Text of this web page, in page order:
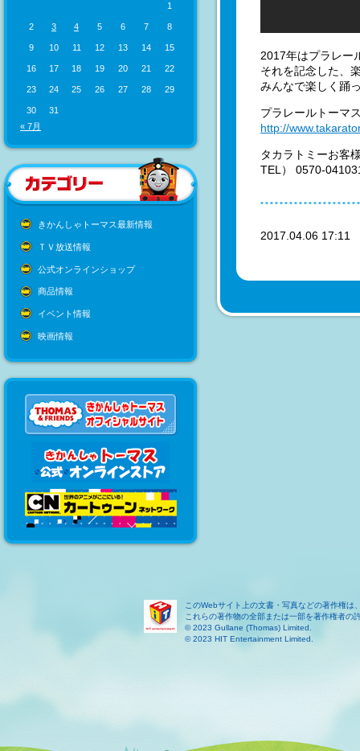
1
2 3 4 5 6 7 8
9 10 11 12 13 14 15
16 17 18 19 20 21 22
23 24 25 26 27 28 29
30
31
« 7月
きかんしゃトーマス最新情報
ＴＶ放送情報
公式オンラインショップ
商品情報
イベント情報
映画情報
2017年はプラレー
それを記念した、
みんなで楽しく踊
プラレールトーマ
http://
タカラトミーお客
TEL） 0570-
2017.04.06
このWebサイト上の文書・写真などの著作権は
これらの著作物の全部または一部を著作権者の
© 2023 Gullane (Thomas) Limited.
© 2023 HIT Entertainment Limited.